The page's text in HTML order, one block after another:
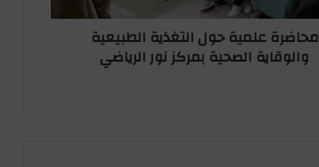
محاضرة علمية حول التغذية الطبيعية
والوقاية الصحية بمركز نور الرياضي